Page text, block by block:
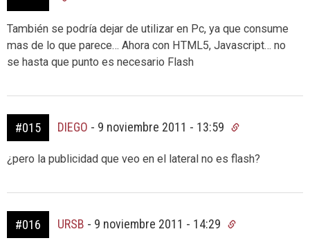
También se podría dejar de utilizar en Pc, ya que consume
mas de lo que parece… Ahora con HTML5, Javascript… no
se hasta que punto es necesario Flash
#015 DIEGO - 9 noviembre 2011 - 13:59
¿pero la publicidad que veo en el lateral no es flash?
#016 URSB - 9 noviembre 2011 - 14:29